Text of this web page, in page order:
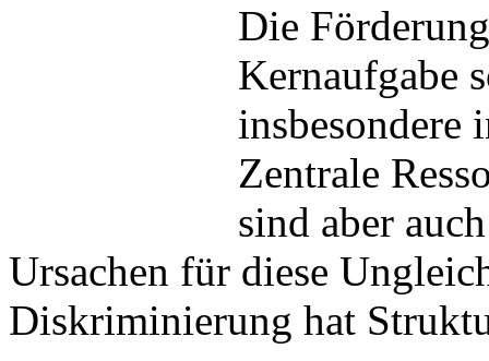
Die
Kernaufgabe
insbesondere
Zentrale
sind aber
Ursachen für diese
Diskriminierung hat